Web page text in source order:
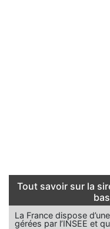
Tout savoir sur la
La France dispose
gérées par l’INSEE et